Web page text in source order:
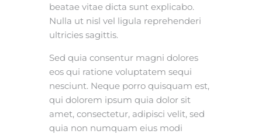
beatae vitae dicta sunt explicabo.
Nulla ut nisl vel ligula reprehenderi
ultricies sagittis.
Sed quia consentur magni dolores
eos qui ratione voluptatem sequi
nesciunt. Neque porro quisquam est,
qui dolorem ipsum quia dolor sit
amet, consectetur, adipisci velit, sed
quia non numquam eius modi